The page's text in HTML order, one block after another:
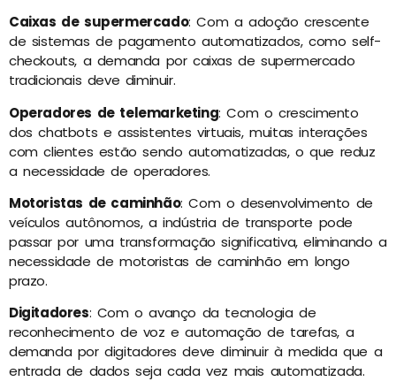
Caixas de supermercado: Com a adoção crescente
de sistemas de pagamento automatizados, como self-
checkouts, a demanda por caixas de supermercado
tradicionais deve diminuir.
Operadores de telemarketing: Com o crescimento
dos chatbots e assistentes virtuais, muitas interações
com clientes estão sendo automatizadas, o que reduz
a necessidade de operadores.
Motoristas de caminhão: Com o desenvolvimento de
veículos autônomos, a indústria de transporte pode
passar por uma transformação significativa, eliminando a
necessidade de motoristas de caminhão em longo
prazo.
Digitadores: Com o avanço da tecnologia de
reconhecimento de voz e automação de tarefas, a
demanda por digitadores deve diminuir à medida que a
entrada de dados seja cada vez mais automatizada.